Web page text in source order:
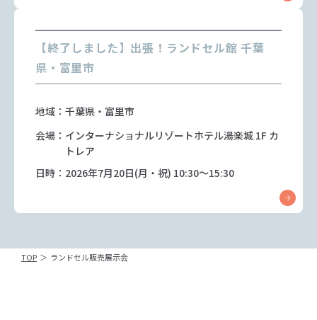
【終了しました】出張！ランドセル館 千葉
県・富里市
地域：千葉県・富里市
会場：インターナショナルリゾートホテル湯楽城 1F カ
トレア
日時：2026年7月20日(月・祝) 10:30～15:30
TOP ＞ ランドセル販売展示会